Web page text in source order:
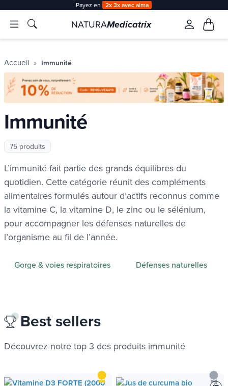
Payez en 2x 3x avec alma
NATURAMedicatrix
Accueil Immunité
Immunité
75 produits
L’immunité fait partie des grands équilibres du
quotidien. Cette catégorie réunit des compléments
alimentaires formulés autour d’actifs reconnus comme
la vitamine C, la vitamine D, le zinc ou le sélénium,
pour accompagner les défenses naturelles de
l’organisme au fil de l’année.
Gorge & voies respiratoires Défenses naturelles
Best sellers
Découvrez notre top 3 des produits immunité